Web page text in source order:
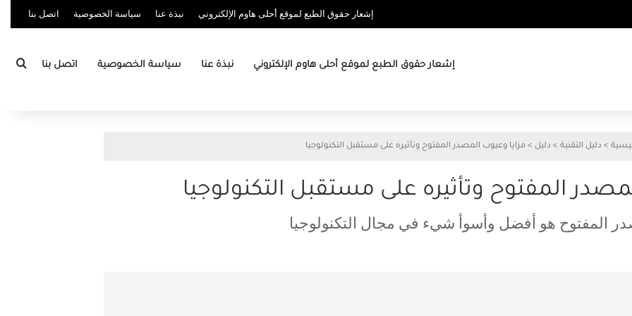
إشعار حقوق الطبع لموقع أحلى هاوم الإلكتروني نبذة عنا سياسة الخصوصية اتصل بنا
إشعار حقوق الطبع لموقع أحلى هاوم الإلكتروني نبذة عنا سياسة الخصوصية اتصل بنا
> دليل التقنية > دليل > مزايا وعيوب المصدر المفتوح وتأثيره على مستقبل التكنولوجيا
المفتوح وتأثيره على مستقبل التكنولوجيا
المفتوح هو أفضل وأسوأ شيء في مجال التكنولوجيا